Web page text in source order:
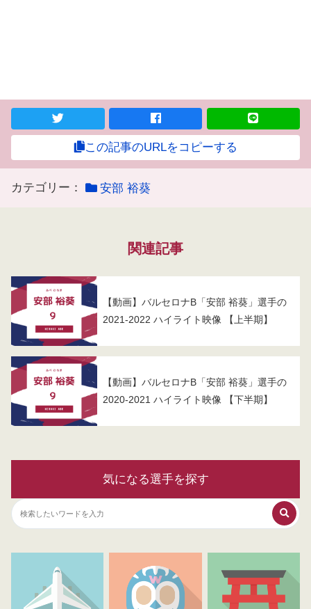
この記事のURLをコピーする
カテゴリー： 安部 裕葵
関連記事
【動画】バルセロナB「安部 裕葵」選手の
2021-2022 ハイライト映像 【上半期】
【動画】バルセロナB「安部 裕葵」選手の
2020-2021 ハイライト映像 【下半期】
気になる選手を探す